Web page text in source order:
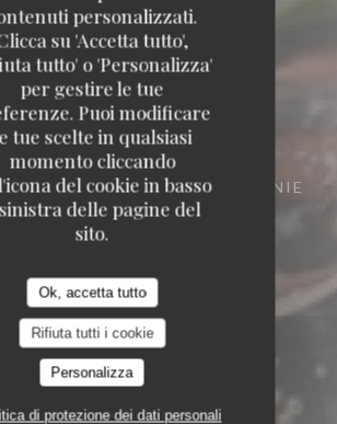
personalizzati.
su 'Accetta tutto',
tutto' o 'Personalizza'
per gestire le tue
Puoi modificare
tue scelte in qualsiasi
momento cliccando
del cookie in basso
delle pagine del
sito.
Ok, accetta tutto
Rifiuta tutti i cookie
Personalizza
di protezione dei dati personali
15 RUE DES FRÈRES BONIE
33000 BORDEAUX